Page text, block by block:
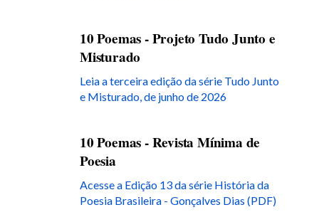
10 Poemas - Projeto Tudo Junto e
Misturado
Leia a terceira edição da série Tudo Junto
e Misturado, de junho de 2026
10 Poemas - Revista Mínima de
Poesia
Acesse a Edição 13 da série História da
Poesia Brasileira - Gonçalves Dias (PDF)